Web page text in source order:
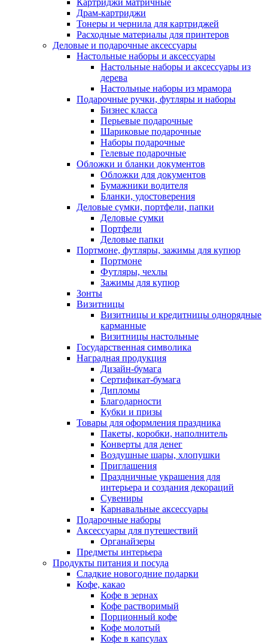
Картриджи матричные
Драм-картриджи
Тонеры и чернила для картриджей
Расходные материалы для принтеров
Деловые и подарочные аксессуары
Настольные наборы и аксессуары
Настольные наборы и аксессуары из
дерева
Настольные наборы из мрамора
Подарочные ручки, футляры и наборы
Бизнес класса
Перьевые подарочные
Шариковые подарочные
Наборы подарочные
Гелевые подарочные
Обложки и бланки документов
Обложки для документов
Бумажники водителя
Бланки, удостоверения
Деловые сумки, портфели, папки
Деловые сумки
Портфели
Деловые папки
Портмоне, футляры, зажимы для купюр
Портмоне
Футляры, чехлы
Зажимы для купюр
Зонты
Визитницы
Визитницы и кредитницы однорядные
карманные
Визитницы настольные
Государственная символика
Наградная продукция
Дизайн-бумага
Сертификат-бумага
Дипломы
Благодарности
Кубки и призы
Товары для оформления праздника
Пакеты, коробки, наполнитель
Конверты для денег
Воздушные шары, хлопушки
Приглашения
Праздничные украшения для
интерьера и создания декораций
Сувениры
Карнавальные аксессуары
Подарочные наборы
Аксессуары для путешествий
Органайзеры
Предметы интерьера
Продукты питания и посуда
Сладкие новогодние подарки
Кофе, какао
Кофе в зернах
Кофе растворимый
Порционный кофе
Кофе молотый
Кофе в капсулах